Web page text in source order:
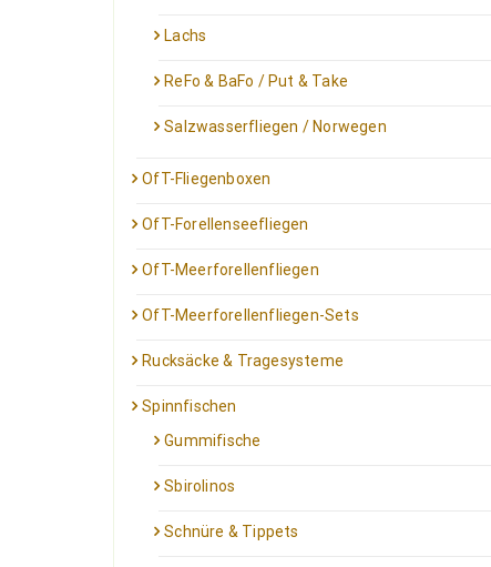
Lachs
ReFo & BaFo / Put & Take
Salzwasserfliegen / Norwegen
OfT-Fliegenboxen
OfT-Forellenseefliegen
OfT-Meerforellenfliegen
OfT-Meerforellenfliegen-Sets
Rucksäcke & Tragesysteme
Spinnfischen
Gummifische
Sbirolinos
Schnüre & Tippets